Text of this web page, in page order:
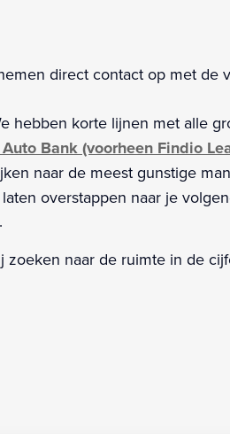
direct contact op met de
hebben korte lijnen met alle
Bank (voorheen Findio
naar de meest gunstige
overstappen naar je
naar de ruimte in de